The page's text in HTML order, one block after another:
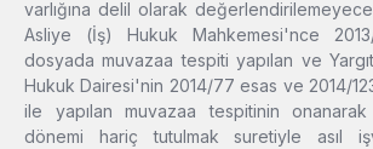
varlığına delil olarak
Asliye (İş) Hukuk Mahkemesi'nce 2013/
dosyada muvazaa tespiti yapılan ve
Hukuk Dairesi'nin 2014/77 esas ve 2014/
ile yapılan muvazaa tespitinin
dönemi hariç tutulmak suretiyle asıl